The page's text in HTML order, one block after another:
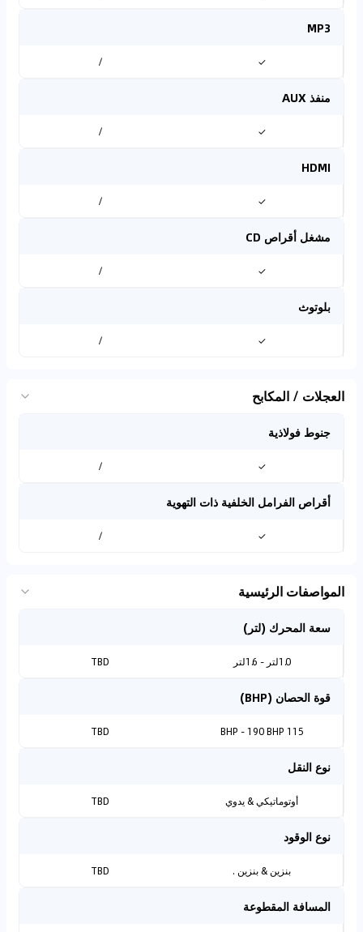
MP3
✓
/
منفذ AUX
✓
/
HDMI
✓
/
مشغل أقراص CD
✓
/
بلوتوث
✓
/
العجلات / المكابح
جنوط فولاذية
✓
/
أقراص الفرامل الخلفية ذات التهوية
✓
/
المواصفات الرئيسية
سعة المحرك (لتر)
1.0لتر - 1.6لتر TBD
قوة الحصان (BHP)
115 BHP - 190 BHP
TBD
نوع النقل
أوتوماتيكي & يدوي TBD
نوع الوقود
بنزين & بنزين . TBD
المسافة المقطوعة